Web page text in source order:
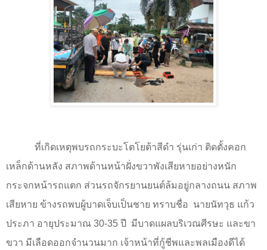
ที่เกิดเหตุพบรถกระบะโตโยต้าสีดำ รุ่นเก่า ติดตั้งคอก
เหล็กด้านหลัง สภาพด้านหน้าฝั่งขวาพังเสียหายอย่างหนัก
กระจกหน้ารถแตก ส่วนรถจักรยานยนต์ล้มอยู่กลางถนน สภาพ
เสียหาย ข้างรถพบผู้บาดเจ็บเป็นชาย ทราบชื่อ นายนัทวุธ แก้ว
ประภา อายุประมาณ 30-35 ปี
มีบาดแผลบริเวณศีรษะ และขา
ขวา มีเลือดออกจำนวนมาก เจ้าหน้าที่กู้ชีพและพลเมืองดีได้